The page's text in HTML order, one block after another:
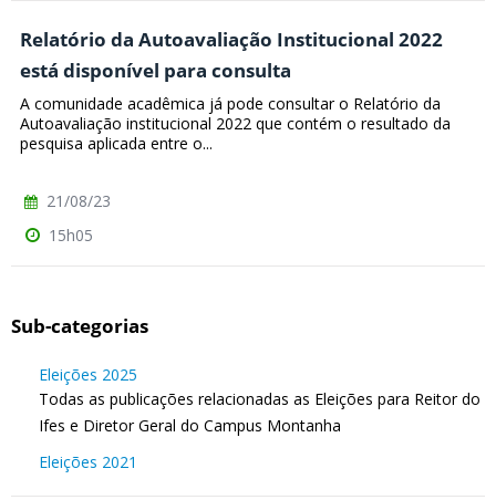
Relatório da Autoavaliação Institucional 2022
está disponível para consulta
A comunidade acadêmica já pode consultar o Relatório da
Autoavaliação institucional 2022 que contém o resultado da
pesquisa aplicada entre o...
21/08/23
15h05
Sub-categorias
Eleições 2025
Todas as publicações relacionadas as Eleições para Reitor do
Ifes e Diretor Geral do Campus Montanha
Eleições 2021